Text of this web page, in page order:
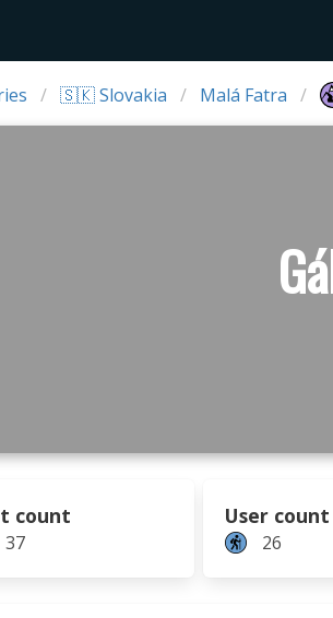
🇸🇰 Slovakia Malá Fatra
count
37
User count
26